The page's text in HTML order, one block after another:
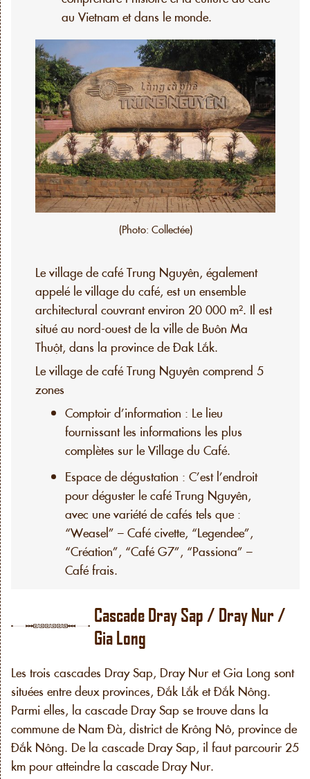
au Vietnam et dans le monde.
(Photo: Collectée)
Le village de café Trung Nguyên, également
appelé le village du café, est un ensemble
architectural couvrant environ 20 000 m². Il est
situé au nord-ouest de la ville de Buôn Ma
Thuột, dans la province de Đak Lắk.
Le village de café Trung Nguyên comprend 5
zones
Comptoir d’information : Le lieu
fournissant les informations les plus
complètes sur le Village du Café.
Espace de dégustation : C’est l’endroit
pour déguster le café Trung Nguyên,
avec une variété de cafés tels que :
“Weasel” – Café civette, “Legendee”,
“Création”, “Café G7”, “Passiona” –
Café frais.
Cascade Dray Sap / Dray Nur /
Gia Long
Les trois cascades Dray Sap, Dray Nur et Gia Long sont
situées entre deux provinces, Đắk Lắk et Đắk Nông.
Parmi elles, la cascade Dray Sap se trouve dans la
commune de Nam Đà, district de Krông Nô, province de
Đắk Nông. De la cascade Dray Sap, il faut parcourir 25
km pour atteindre la cascade Dray Nur.